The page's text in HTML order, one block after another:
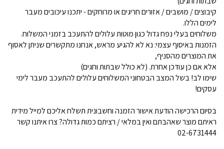
קיבוצים / מושבים / אזורים חריגים או מרוחקים - יתכנו עיכובים מעבר
לימים הללו.
משלוחים בעלי נפח גדול כגון מוטות עלולים להתעכב בזמני המשלוח.
הזמנות באיסוף עצמי: נא לא להגיע מראש, אנחנו מתקשרים שניתן לאסוף
את המוצרים מהסניף,
אלא אם כן עודכן אחרת. (לא כולל שבתות וחגים)
שימו לב! בשל המצב הבטחוני המשלוחים עלולים להתעכב מעבר לימי
עסקים!
בסיום הרכישה הודעת אישור הזמנה וחשבונית תשלח אליכם למייל מידית
ראיתם מוצר שאהבתם ואין במלאי / רציתם כמות גדולה? צרו איתנו קשר
02-6731444